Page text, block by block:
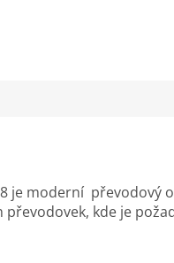
je moderní převodový
kde je